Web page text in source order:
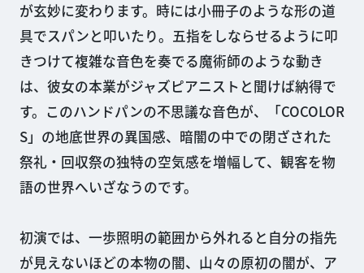
が玄妙に変わります。時には小冊子のような形の道
具でスパンと叩いたり。五指をしならせるように叩
きつけて複雑な音色を奏でる魔術師のような動き
は、彼女の本業がジャズピアニストと聞けば納得で
す。このハンドパンの不思議な音色が、「COCOLOR
S」の地底世界の異国感、暗闇の中での閉ざされた
祭礼・回収祭の独特の空気感を増幅して、観客を物
語の世界へいざなうのです。
初演では、一歩照明の範囲から外れると自分の指先
が見えないほどの本物の闇、山々の原初の闇が、ア